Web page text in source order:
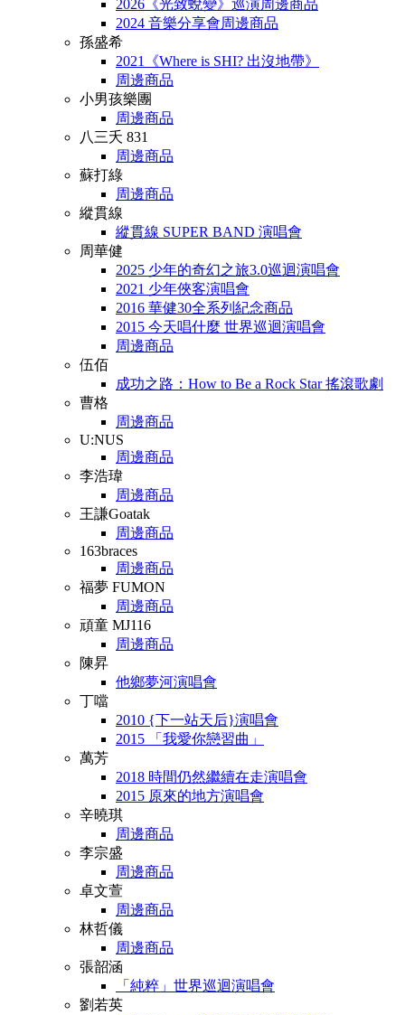
2026《光致蛻變》巡演周邊商品
2024 音樂分享會周邊商品
孫盛希
2021《Where is SHI? 出沒地帶》
周邊商品
小男孩樂團
周邊商品
八三夭 831
周邊商品
蘇打綠
周邊商品
縱貫線
縱貫線 SUPER BAND 演唱會
周華健
2025 少年的奇幻之旅3.0巡迴演唱會
2021 少年俠客演唱會
2016 華健30全系列紀念商品
2015 今天唱什麼 世界巡迴演唱會
周邊商品
伍佰
成功之路：How to Be a Rock Star 搖滾歌劇
曹格
周邊商品
U:NUS
周邊商品
李浩瑋
周邊商品
王謙Goatak
周邊商品
163braces
周邊商品
福夢 FUMON
周邊商品
頑童 MJ116
周邊商品
陳昇
他鄉夢河演唱會
丁噹
2010 {下一站天后}演唱會
2015 「我愛你戀習曲」
萬芳
2018 時間仍然繼續在走演唱會
2015 原來的地方演唱會
辛曉琪
周邊商品
李宗盛
周邊商品
卓文萱
周邊商品
林哲儀
周邊商品
張韶涵
「純粹」世界巡迴演唱會
劉若英